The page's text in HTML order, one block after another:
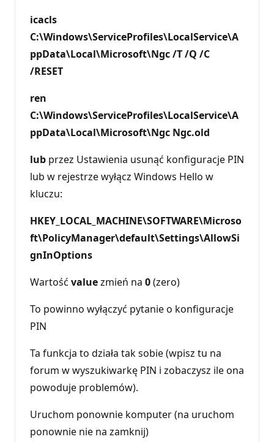
icacls
C:\Windows\ServiceProfiles\LocalService\A
ppData\Local\Microsoft\Ngc /T /Q /C
/RESET
ren
C:\Windows\ServiceProfiles\LocalService\A
ppData\Local\Microsoft\Ngc Ngc.old
lub przez Ustawienia usunąć konfiguracje PIN
lub w rejestrze wyłącz Windows Hello w
kluczu:
HKEY_LOCAL_MACHINE\SOFTWARE\Microso
ft\PolicyManager\default\Settings\AllowSi
gnInOptions
Wartość valuezmień na 0(zero)
To powinno wyłączyć pytanie o konfiguracje
PIN
Ta funkcja to działa tak sobie (wpisz tu na
forum w wyszukiwarkę PIN i zobaczysz ile ona
powoduje problemów).
Uruchom ponownie komputer (na uruchom
ponownie nie na zamknij)